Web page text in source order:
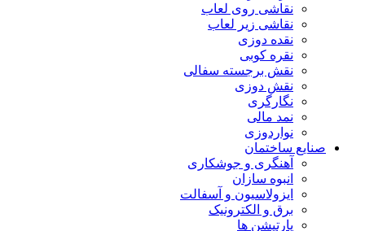
نقاشی روی لعاب
نقاشی زیر لعاب
نقده دوزی
نقره کوبی
نقش برجسته سفالی
نقش دوزی
نگارگری
نمد مالی
نواردوزی
صنایع ساختمان
آهنگری و جوشکاری
انبوه سازان
ایزولاسیون و آسفالت
برق و الکترونیک
پارتیشن ها